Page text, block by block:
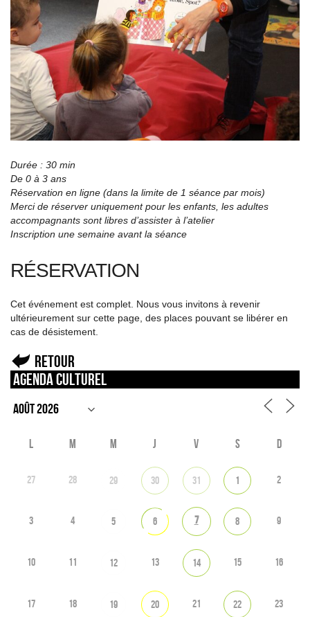
Durée : 30 min
De 0 à 3 ans
Réservation en ligne (dans la limite de 1 séance par mois)
Merci de réserver uniquement pour les enfants, les adultes
accompagnants sont libres d’assister à l’atelier
Inscription une semaine avant la séance
RÉSERVATION
Cet événement est complet. Nous vous invitons à revenir
ultérieurement sur cette page, des places pouvant se libérer en
cas de désistement.
Retour
Agenda culturel
L M M J V S D
27 28 29 30 31 1 2
3 4 5 6 7 8 9
10 11 12 13 14 15 16
17 18 19 20 21 22 23